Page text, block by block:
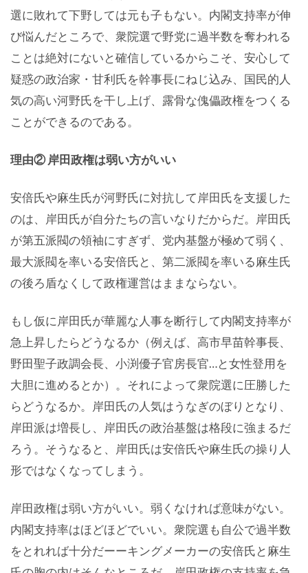
選に敗れて下野しては元も子もない。内閣支持率が伸
び悩んだところで、衆院選で野党に過半数を奪われる
ことは絶対にないと確信しているからこそ、安心して
疑惑の政治家・甘利氏を幹事長にねじ込み、国民的人
気の高い河野氏を干し上げ、露骨な傀儡政権をつくる
ことができるのである。
理由② 岸田政権は弱い方がいい
安倍氏や麻生氏が河野氏に対抗して岸田氏を支援した
のは、岸田氏が自分たちの言いなりだからだ。岸田氏
が第五派閥の領袖にすぎず、党内基盤が極めて弱く、
最大派閥を率いる安倍氏と、第二派閥を率いる麻生氏
の後ろ盾なくして政権運営はままならない。
もし仮に岸田氏が華麗な人事を断行して内閣支持率が
急上昇したらどうなるか（例えば、高市早苗幹事長、
野田聖子政調会長、小渕優子官房長官…と女性登用を
大胆に進めるとか）。それによって衆院選に圧勝した
らどうなるか。岸田氏の人気はうなぎのぼりとなり、
岸田派は増長し、岸田氏の政治基盤は格段に強まるだ
ろう。そうなると、岸田氏は安倍氏や麻生氏の操り人
形ではなくなってしまう。
岸田政権は弱い方がいい。弱くなければ意味がない。
内閣支持率はほどほどでいい。衆院選も自公で過半数
をとれれば十分だーーキングメーカーの安倍氏と麻生